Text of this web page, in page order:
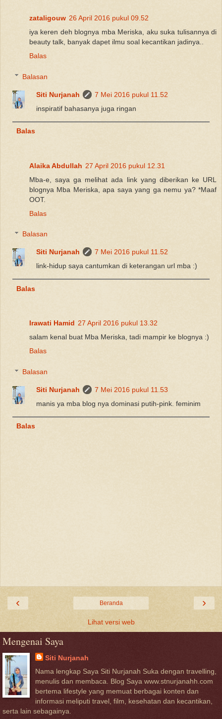
zataligouw 26 April 2016 pukul 09.52
iya keren deh blognya mba Meriska, aku suka tulisannya di
beauty talk, banyak dapet ilmu soal kecantikan jadinya..
Balas
Balasan
Siti Nurjanah
7 Mei 2016 pukul 11.52
inspiratif bahasanya juga ringan
Balas
Alaika Abdullah 27 April 2016 pukul 12.31
Mba-e, saya ga melihat ada link yang diberikan ke URL
blognya Mba Meriska, apa saya yang ga nemu ya? *Maaf
OOT.
Balas
Balasan
Siti Nurjanah
7 Mei 2016 pukul 11.52
link-hidup saya cantumkan di keterangan url mba :)
Balas
Irawati Hamid 27 April 2016 pukul 13.32
salam kenal buat Mba Meriska, tadi mampir ke blognya :)
Balas
Balasan
Siti Nurjanah
7 Mei 2016 pukul 11.53
manis ya mba blog nya dominasi putih-pink. feminim
Balas
‹ ›
Beranda
Lihat versi web
Mengenai Saya
Siti Nurjanah
Nama lengkap Saya Siti Nurjanah Suka dengan travelling,
menulis dan membaca. Blog Saya www.stnurjanahh.com
bertema lifestyle yang memuat berbagai konten dan
informasi meliputi travel, film, kesehatan dan kecantikan,
serta lain sebagainya.